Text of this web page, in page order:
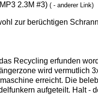
2.3M #3) ( - anderer Link)
zur berüchtigen
Recycling erfunden
wird vermutlich
erreicht. Die
aufgeteilt. Halt -